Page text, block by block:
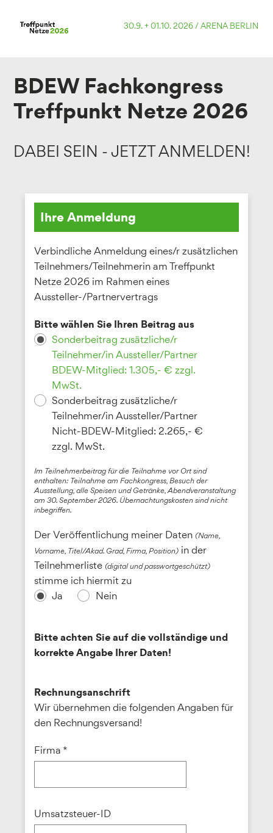
30.9. + 01.10. 2026 /ARENA BERLIN
BDEW Fachkongress
Treffpunkt Netze 2026
DABEI SEIN - JETZT ANMELDEN!
Ihre Anmeldung
Verbindliche Anmeldung eines/r zusätzlichen
Teilnehmers/Teilnehmerin am Treffpunkt
Netze 2026 im Rahmen eines
Aussteller-/Partnervertrags
Bitte wählen Sie Ihren Beitrag aus
Sonderbeitrag zusätzliche/r
Teilnehmer/in Aussteller/Partner
BDEW-Mitglied: 1.305,- € zzgl.
MwSt.
Sonderbeitrag zusätzliche/r
Teilnehmer/in Aussteller/Partner
Nicht-BDEW-Mitglied: 2.265,- €
zzgl. MwSt.
Im Teilnehmerbeitrag für die Teilnahme vor Ort sind
enthalten: Teilnahme am Fachkongress, Besuch der
Ausstellung, alle Speisen und Getränke, Abendveranstaltung
am 30. September 2026. Übernachtungskosten sind nicht
inbegriffen.
Der Veröffentlichung meiner Daten(Name,
Vorname, Titel/Akad. Grad, Firma, Position) in der
Teilnehmerliste(digital und passwortgeschützt)
stimme ich hiermit zu
Ja
Nein
Bitte achten Sie auf die vollständige und
korrekte Angabe Ihrer Daten!
Rechnungsanschrift
Wir übernehmen die folgenden Angaben für
den Rechnungsversand!
Firma *
Umsatzsteuer-ID